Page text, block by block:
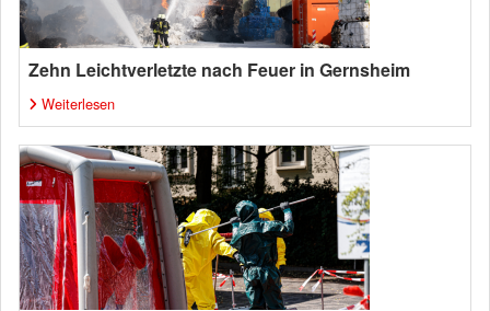
Zehn Leichtverletzte nach Feuer in Gernsheim
Weiterlesen